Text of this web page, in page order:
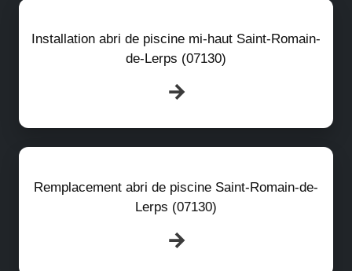
Installation abri de piscine mi-haut Saint-Romain-
de-Lerps (07130)
Remplacement abri de piscine Saint-Romain-de-
Lerps (07130)